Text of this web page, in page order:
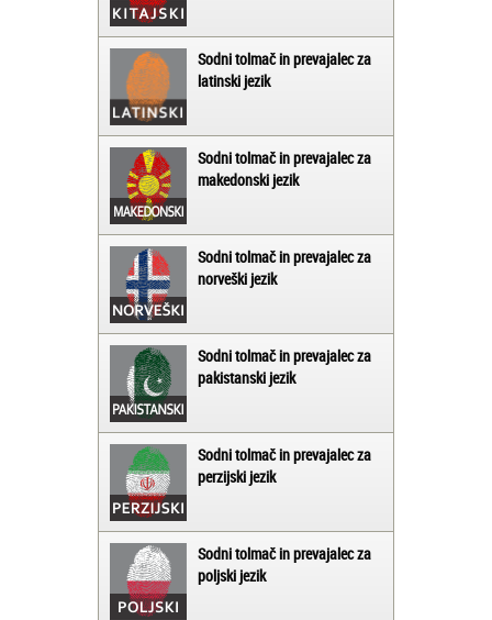
Sodni tolmač in prevajalec za
latinski jezik
Sodni tolmač in prevajalec za
makedonski jezik
Sodni tolmač in prevajalec za
norveški jezik
Sodni tolmač in prevajalec za
pakistanski jezik
Sodni tolmač in prevajalec za
perzijski jezik
Sodni tolmač in prevajalec za
poljski jezik